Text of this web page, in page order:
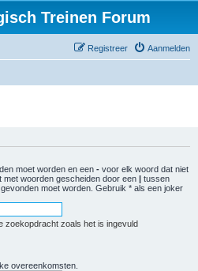
Treinen Forum
Aanmelden
Registreer
moet worden en een - voor elk woord dat niet
met woorden gescheiden door een | tussen
moet worden. Gebruik * als een joker
zoekopdracht zoals het is ingevuld
overeenkomsten.